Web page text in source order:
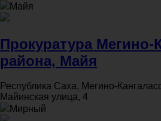
Майя
Прокуратура Мегино-
района, Майя
Республика Саха, Мегино-
Майинская улица, 4
Мирный